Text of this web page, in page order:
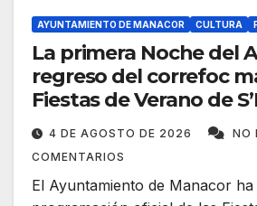
AYUNTAMIENTO DE MANACOR CULTURA
La primera Noche del
regreso del correfoc
Fiestas de Verano de
4 DE AGOSTO DE 2026
NO
COMENTARIOS
El Ayuntamiento de Manacor